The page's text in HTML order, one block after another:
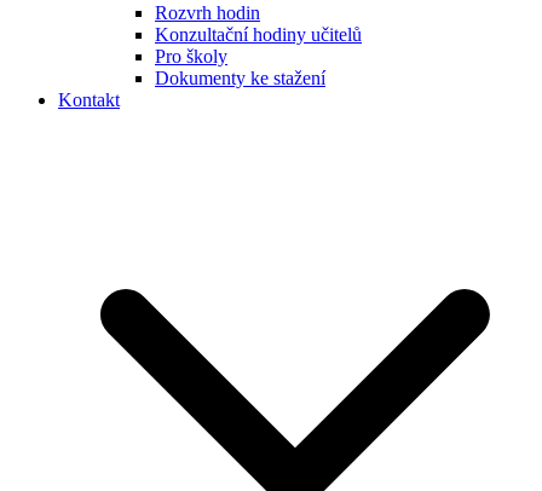
Rozvrh hodin
Konzultační hodiny učitelů
Pro školy
Dokumenty ke stažení
Kontakt